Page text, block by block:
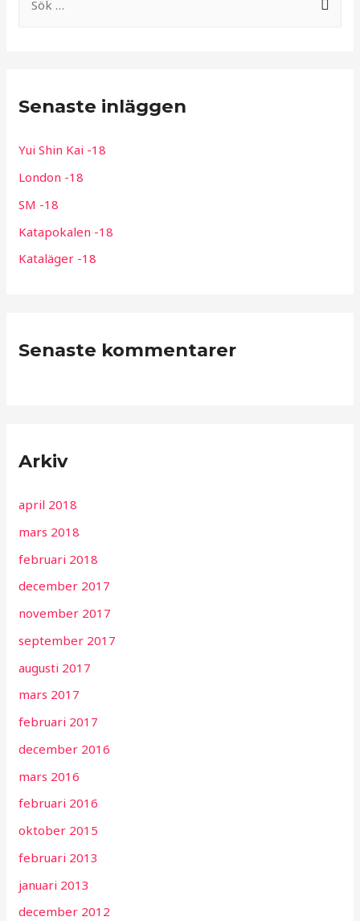
t
:
Senaste inläggen
Yui Shin Kai -18
London -18
SM -18
Katapokalen -18
Kataläger -18
Senaste kommentarer
Arkiv
april 2018
mars 2018
februari 2018
december 2017
november 2017
september 2017
augusti 2017
mars 2017
februari 2017
december 2016
mars 2016
februari 2016
oktober 2015
februari 2013
januari 2013
december 2012